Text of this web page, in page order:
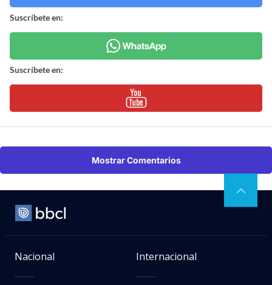
Suscríbete en:
Suscríbete en:
Mostrar Comentarios
Nacional Internacional